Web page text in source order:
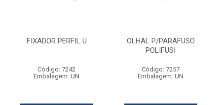
FIXADOR PERFIL U
Código: 7242
Embalagem: UN
OLHAL P/PARAFUSO
POLIFUSI
Código: 7257
Embalagem: UN